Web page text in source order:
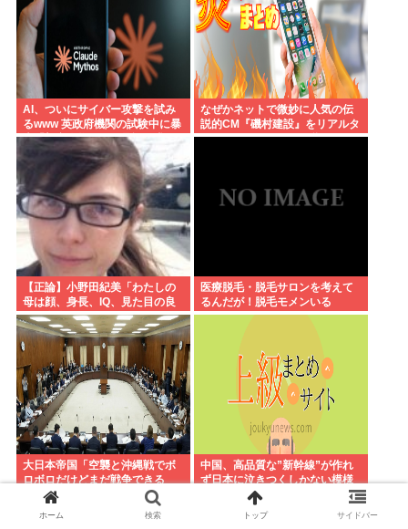
AI、ついにサイバー攻撃を試み
るwww 英政府機関の試験中に暴
走「架空人物になり承認要求」
なぜかネットで微妙に人気の伝
説的CM『磯村建設』をリアルタ
イムで見たことあるお爺さんモ
【正論】小野田紀美「わたしの
母は顔、身長、IQ、見た目の良
さで白人に股を開いた。ジャッ
プオスを選ばなくてわたしの幸
せがある」
医療脱毛・脱毛サロンを考えて
るんだが！脱毛モメンいる
か？？
大日本帝国「空襲と沖縄戦でボ
ロボロだけどまだ戦争できる
ぞ！」言うほどか？
中国、高品質な”新幹線”が作れ
ず日本に泣きつくしかない模様
ホーム 検索 トップ サイドバー